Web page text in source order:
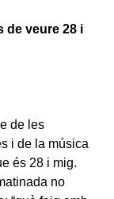
de veure 28 i
de les
i de la música
és 28 i mig.
no